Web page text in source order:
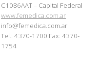
C1086AAT – Capital Federal
www.femedica.com.ar
info@femedica.com.ar
Tel.: 4370-1700 Fax: 4370-
1754